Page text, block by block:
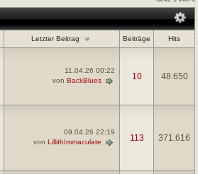
Letzter Beitrag Beiträge Hits
11.04.26 00:22
von BackBlues 10 48.650
09.04.26 22:19
von LillithImmaculate 113 371.616